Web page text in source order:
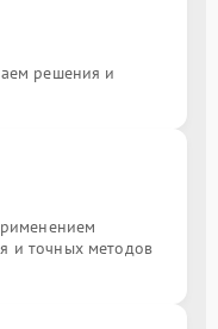
решения и
и точных методов